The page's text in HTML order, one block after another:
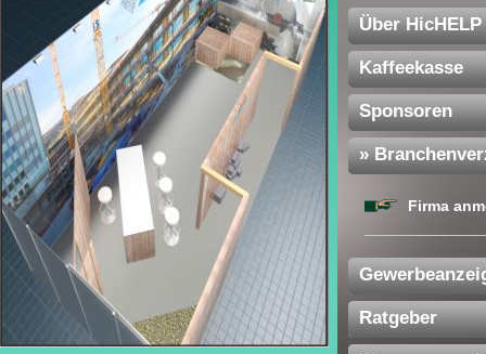
Über HicHELP
Kaffeekasse
Sponsoren
»
Firma
Ratgeber